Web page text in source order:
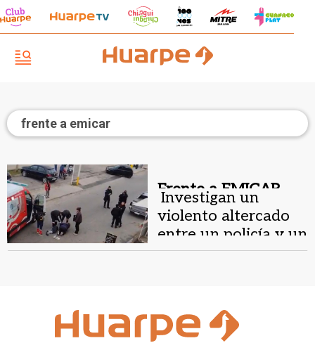
frente a emicar
Frente a EMICAR.
Investigan un
violento altercado
entre un policía y un
civil